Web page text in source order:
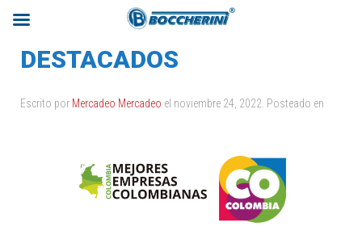
DESTACADOS
Escrito por Mercadeo Mercadeo el noviembre 24, 2022 . Posteado en